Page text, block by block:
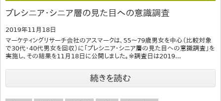
プレシニア・シニア層の見た目への意識調査
2019年11月18日
マーケティングリサーチ会社のアスマークは、55～79歳男女を中心（比較対象
で30代・40代男女を回収）に「プレシニア・シニア層の見た目への意識調査」を
実施し、その結果を11月18日に公開しました。※調査日は2019...
続きを読む